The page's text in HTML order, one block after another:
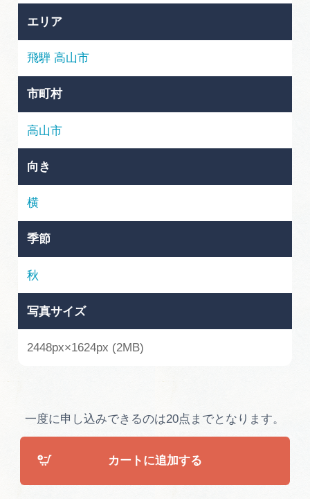
買い物・お土産
体験予約サイト「ＶＩＳＩＴ岐阜県」
岐阜県アウトドア観光キャンペーン
岐阜県まるごと観光エリアガイド
岐阜県観光データベース
旅行会社・観光事業者の皆様へ
運営組織
広告掲載
サイトポリシー
エリア
飛騨 高山市
市町村
高山市
向き
横
季節
秋
写真サイズ
2448px×1624px (2MB)
一度に申し込みできるのは20点までとなります。
カートに追加する